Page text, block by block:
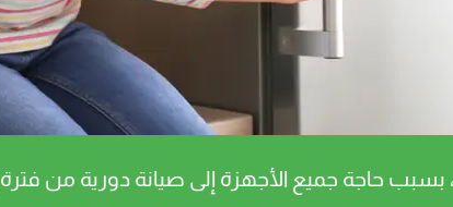
حاجة جميع الأجهزة إلى صيانة دورية من فترة